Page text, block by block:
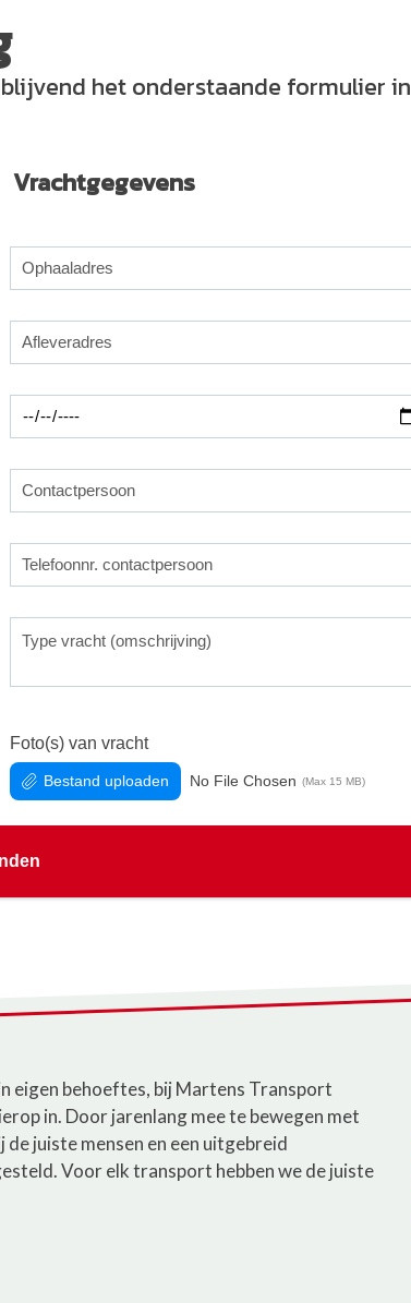
het onderstaande formulier in
Vrachtgegevens
Foto(s) van vracht
Bestand uploaden No File Chosen (Max 15 MB)
eigen behoeftes, bij Martens Transport
in. Door jarenlang mee te bewegen met
de juiste mensen en een uitgebreid
Voor elk transport hebben we de juiste